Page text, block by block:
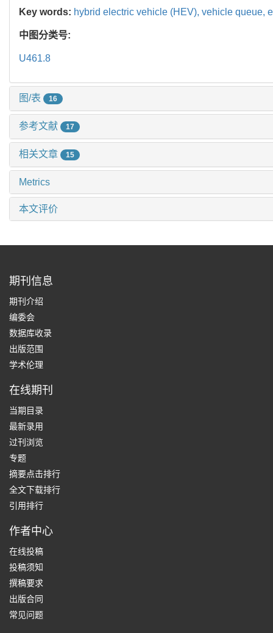
Key words: hybrid electric vehicle (HEV), vehicle queue,
中图分类号:
U461.8
图/表 16
参考文献 17
相关文章 15
Metrics
本文评价
期刊信息
期刊介绍
编委会
数据库收录
出版范围
学术伦理
在线期刊
当期目录
最新录用
过刊浏览
专题
摘要点击排行
全文下载排行
引用排行
作者中心
在线投稿
投稿须知
撰稿要求
出版合同
常见问题